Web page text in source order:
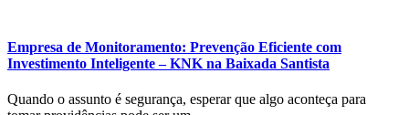
Empresa de Monitoramento: Prevenção Eficiente com
Investimento Inteligente – KNK na Baixada Santista
Quando o assunto é segurança, esperar que algo aconteça para